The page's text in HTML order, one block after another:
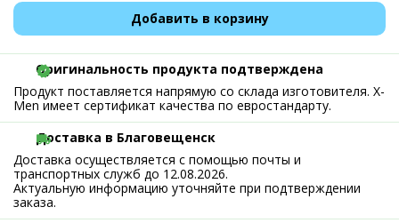
Добавить в корзину
Оригинальность продукта подтверждена
Продукт поставляется напрямую со склада изготовителя. X-
Men имеет сертификат качества по евростандарту.
Доставка в Благовещенск
Доставка осуществляется с помощью почты и
транспортных служб до 12.08.2026.
Актуальную информацию уточняйте при подтверждении
заказа.